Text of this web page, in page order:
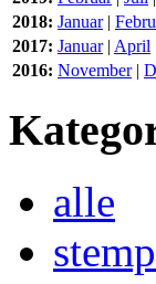
2018: Januar|
2017: Januar| April
2016: November|
alle